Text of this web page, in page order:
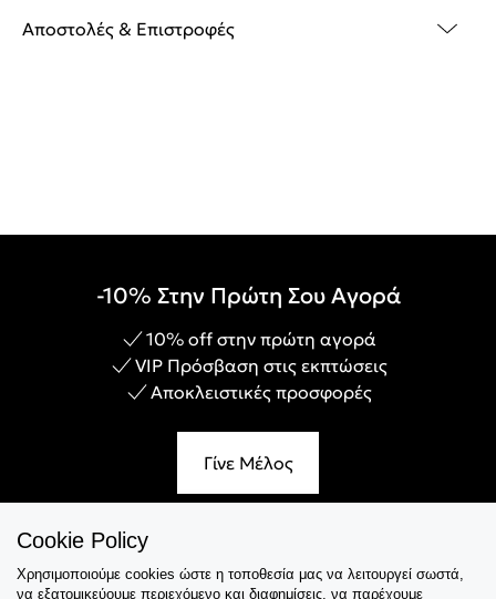
Αποστολές & Επιστροφές
-10% Στην Πρώτη Σου Αγορά
10% off στην πρώτη αγορά
VIP Πρόσβαση στις εκπτώσεις
Αποκλειστικές προσφορές
Γίνε Μέλος
Εξυπηρέτηση
Cookie Policy
Χρησιμοποιούμε cookies ώστε η τοποθεσία μας να λειτουργεί σωστά,
να εξατομικεύουμε περιεχόμενο και διαφημίσεις, να παρέχουμε